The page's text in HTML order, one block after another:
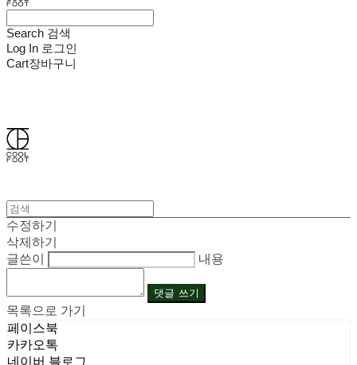
Search 검색
Log In 로그인
Cart장바구니
수정하기
삭제하기
글쓴이
내용
댓글 쓰기
목록으로 가기
페이스북
카카오톡
네이버 블로그